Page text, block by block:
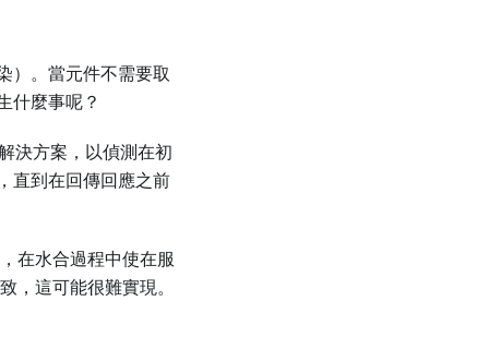
）。當元件不需要取
什麼事呢？
決方案，以偵測在初
直到在回傳回應之前
在水合過程中使在服
這可能很難實現。